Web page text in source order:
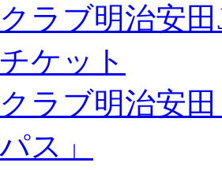
ラブ明治安
ケット
ラブ明治安
ス」